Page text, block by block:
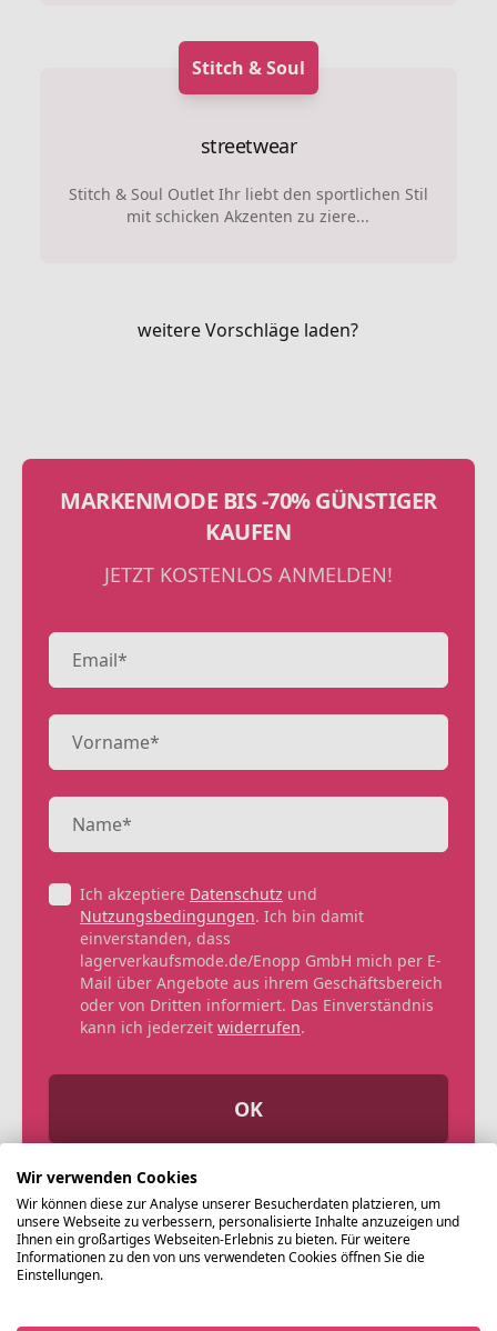
Stitch & Soul
streetwear
Stitch & Soul Outlet Ihr liebt den sportlichen Stil
mit schicken Akzenten zu ziere...
weitere Vorschläge laden?
MARKENMODE BIS -70% GÜNSTIGER
KAUFEN
JETZT KOSTENLOS ANMELDEN!
Ich akzeptiere Datenschutz und
Nutzungsbedingungen. Ich bin damit
einverstanden, dass
lagerverkaufsmode.de/Enopp GmbH mich per E-
Mail über Angebote aus ihrem Geschäftsbereich
oder von Dritten informiert. Das Einverständnis
kann ich jederzeit widerrufen.
OK
Wir verwenden Cookies
Wir können diese zur Analyse unserer Besucherdaten platzieren, um
unsere Webseite zu verbessern, personalisierte Inhalte anzuzeigen und
Ihnen ein großartiges Webseiten-Erlebnis zu bieten. Für weitere
Informationen zu den von uns verwendeten Cookies öffnen Sie die
Einstellungen.